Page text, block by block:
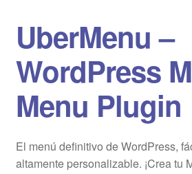
Blog
Mi cuenta
UberMenu –
WordPress
Menu Plugin
El menú definitivo de WordPress,
altamente personalizable. ¡Crea tu